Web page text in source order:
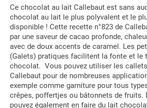
Ce chocolat au lait Callebaut est sans
chocolat au lait le plus polyvalent et le
disponible ! Cette recette n°823 de
par une saveur de cacao profonde,
avec de doux accents de caramel. Les
(Galets) pratiques facilitent la fonte et le
chocolat. Vous pouvez utiliser les
Callebaut pour de nombreuses
exemple comme garniture pour tous
crêpes, poffertjes ou bâtonnets de fruits.
pouvez également en faire du lait